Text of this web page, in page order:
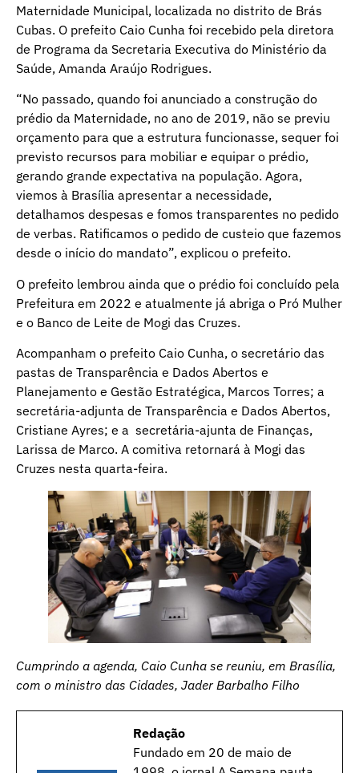
Maternidade Municipal, localizada no distrito de Brás
Cubas. O prefeito Caio Cunha foi recebido pela diretora
de Programa da Secretaria Executiva do Ministério da
Saúde, Amanda Araújo Rodrigues.
“No passado, quando foi anunciado a construção do
prédio da Maternidade, no ano de 2019, não se previu
orçamento para que a estrutura funcionasse, sequer foi
previsto recursos para mobiliar e equipar o prédio,
gerando grande expectativa na população. Agora,
viemos à Brasília apresentar a necessidade,
detalhamos despesas e fomos transparentes no pedido
de verbas. Ratificamos o pedido de custeio que fazemos
desde o início do mandato”, explicou o prefeito.
O prefeito lembrou ainda que o prédio foi concluído pela
Prefeitura em 2022 e atualmente já abriga o Pró Mulher
e o Banco de Leite de Mogi das Cruzes.
Acompanham o prefeito Caio Cunha, o secretário das
pastas de Transparência e Dados Abertos e
Planejamento e Gestão Estratégica, Marcos Torres; a
secretária-adjunta de Transparência e Dados Abertos,
Cristiane Ayres; e a secretária-ajunta de Finanças,
Larissa de Marco. A comitiva retornará à Mogi das
Cruzes nesta quarta-feira.
Cumprindo a agenda, Caio Cunha se reuniu, em Brasília,
com o ministro das Cidades, Jader Barbalho Filho
Redação
Fundado em 20 de maio de